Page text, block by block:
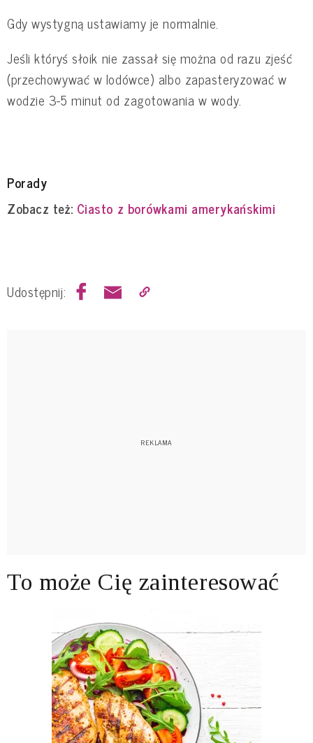
Gdy wystygną ustawiamy je normalnie.
Jeśli któryś słoik nie zassał się można od razu zjeść
(przechowywać w lodówce) albo zapasteryzować w
wodzie 3-5 minut od zagotowania w wody.
Porady
Zobacz też: Ciasto z borówkami amerykańskimi
Udostępnij:
To może Cię zainteresować